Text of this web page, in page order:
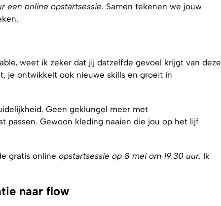
een online opstartsessie. Samen tekenen we jouw
weet ik zeker dat jij datzelfde gevoel krijgt van deze
je ontwikkelt ook nieuwe skills en groeit in
Geen geklungel meer met
passen. Gewoon kleding naaien die jou op het lijf
gratis online opstartsessie op 8 mei om 19.30 uur. Ik
naar flow